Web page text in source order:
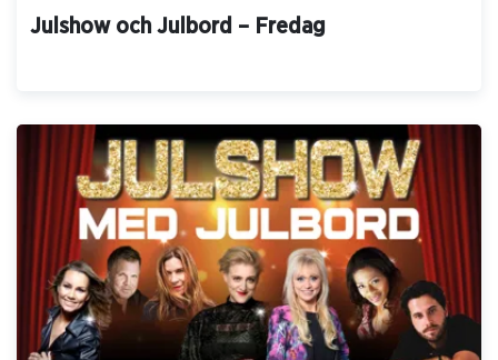
Julshow och Julbord – Fredag